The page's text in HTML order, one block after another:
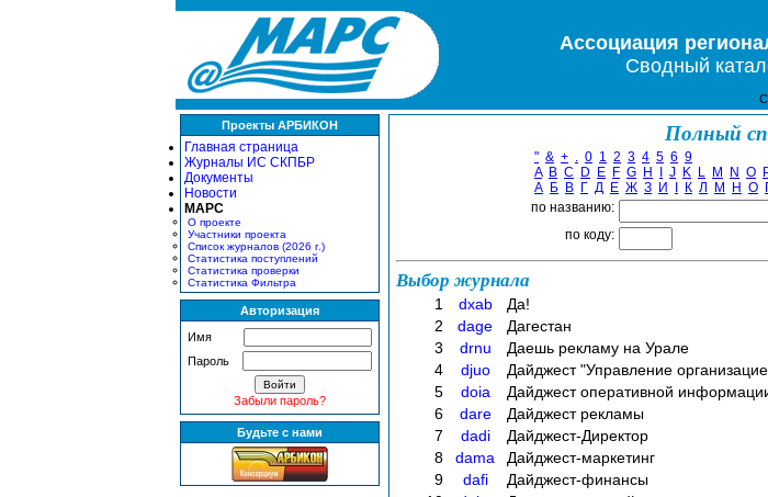
Ассоциация
Сводный
Проекты АРБИКОН
Главная страница
Журналы ИС СКПБР
Документы
Новости
МАРС
О проекте
Участники проекта
Список журналов (2026 г.)
Статистика поступлений
Статистика проверки
Статистика Фильтра
Авторизация
Имя
Пароль
Забыли пароль?
Будьте с нами
Полный
" & + . 0 1 2 3 4 5 6 9
A B C D E F G H J K L M N O
А Б В Г Д Е Ж З И К Л М Н О
по названию:
по коду:
Выбор журнала
1 dxab
Да!
2
dage
Дагестан
3
drnu
Даешь рекламу на Урале
4
djuo
Дайджест "Управление
5
doia
Дайджест оперативной
6
dare
Дайджест рекламы
7
dadi
Дайджест-Директор
8
dama
Дайджест-маркетинг
9
dafi
Дайджест-финансы